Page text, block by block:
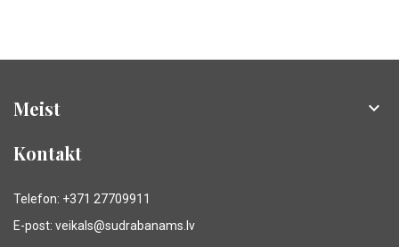
Meist 
Kontakt
Telefon: +371 27709911
E-post: veikals@sudrabanams.lv